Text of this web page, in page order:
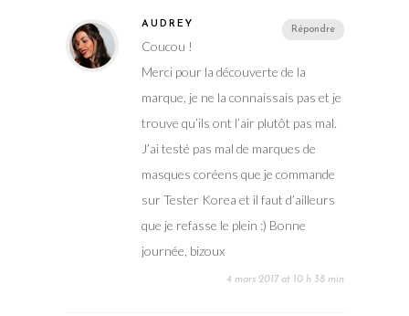
Répondre
AUDREY
Coucou !
Merci pour la découverte de la
marque, je ne la connaissais pas et je
trouve qu’ils ont l’air plutôt pas mal.
J’ai testé pas mal de marques de
masques coréens que je commande
sur Tester Korea et il faut d’ailleurs
que je refasse le plein :) Bonne
journée, bizoux
4 mars 2017 at 10 h 38 min